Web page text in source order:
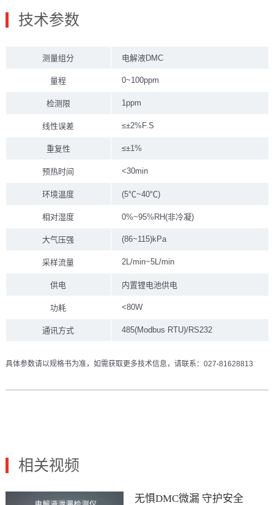
技术参数
测量组分 电解液DMC
量程 0~100ppm
检测限 1ppm
线性误差 ≤±2%F.S
重复性 ≤±1%
预热时间 <30min
环境温度 (5℃~40℃)
相对湿度 0%~95%RH(非冷凝)
大气压强 (86~115)kPa
采样流量 2L/min~5L/min
供电 内置锂电池供电
功耗 <80W
通讯方式 485(Modbus RTU)/RS232
具体参数请以规格书为准，如需获取更多技术信息，请联系：027-81628813
相关视频
无惧DMC微漏 守护安全